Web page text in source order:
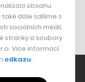
obsahu.
dále sdílíme s
sociálních médií,
stránky a soubory
Více informací
odkazu.